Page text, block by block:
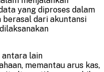
yang diproses dalam
berasal dari akuntansi
antara lain
memantau arus kas,